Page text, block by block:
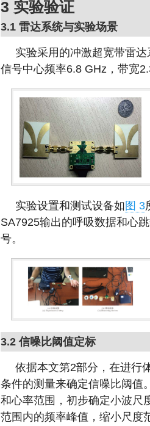
3 实验验证
3.1 雷达系统与实验场景
实验采用的冲激超宽带雷达
信号中心频率6.8 GHz，带宽
实验设置和测试设备如图 3
SA7925输出的呼吸数据和心
号。
3.2 信噪比阈值定标
依据本文第2部分，在进行
条件的测量来确定信噪比阈值
和心率范围，初步确定小波尺
范围内的频率峰值，缩小尺度